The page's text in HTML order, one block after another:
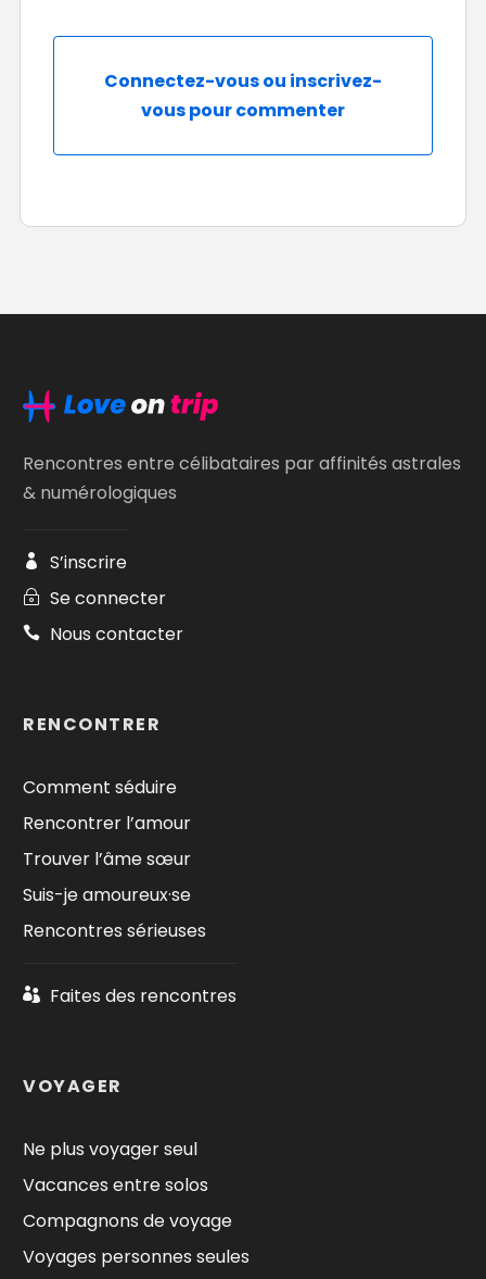
Connectez-vous ou inscrivez-
vous pour commenter
Rencontres entre célibataires par affinités astrales
& numérologiques
S’inscrire
Se connecter
Nous contacter
RENCONTRER
Comment séduire
Rencontrer l’amour
Trouver l’âme sœur
Suis-je amoureux·se
Rencontres sérieuses
Faites des rencontres
VOYAGER
Ne plus voyager seul
Vacances entre solos
Compagnons de voyage
Voyages personnes seules